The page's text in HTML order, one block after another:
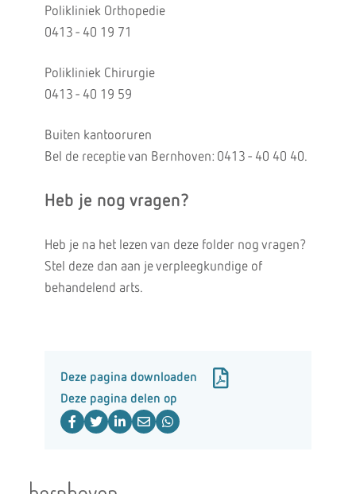
Polikliniek Orthopedie
0413 - 40 19 71
Polikliniek Chirurgie
0413 - 40 19 59
Buiten kantooruren
Bel de receptie van Bernhoven: 0413 - 40 40 40.
Heb je nog vragen?
Heb je na het lezen van deze folder nog vragen?
Stel deze dan aan je verpleegkundige of
behandelend arts.
Deze pagina downloaden
Deze pagina delen op